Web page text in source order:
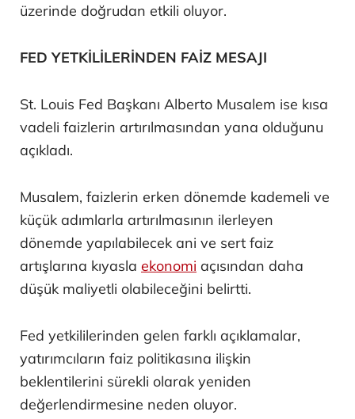
üzerinde doğrudan etkili oluyor.
FED YETKİLİLERİNDEN FAİZ MESAJI
St. Louis Fed Başkanı Alberto Musalem ise kısa
vadeli faizlerin artırılmasından yana olduğunu
açıkladı.
Musalem, faizlerin erken dönemde kademeli ve
küçük adımlarla artırılmasının ilerleyen
dönemde yapılabilecek ani ve sert faiz
artışlarına kıyasla ekonomi açısından daha
düşük maliyetli olabileceğini belirtti.
Fed yetkililerinden gelen farklı açıklamalar,
yatırımcıların faiz politikasına ilişkin
beklentilerini sürekli olarak yeniden
değerlendirmesine neden oluyor.